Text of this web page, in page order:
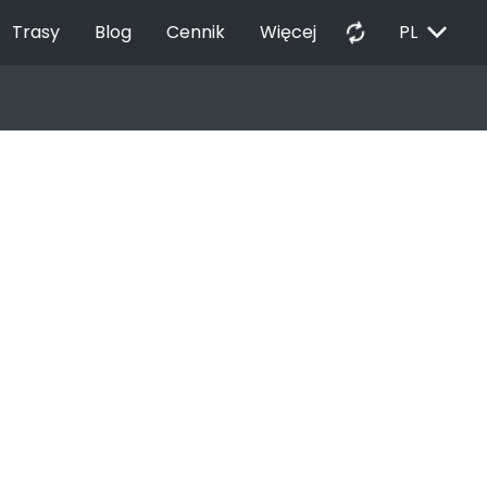
Trasy Blog Cennik Więcej autorenew PL EXPAND_MORE